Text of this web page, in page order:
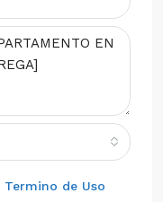
Termino de Uso